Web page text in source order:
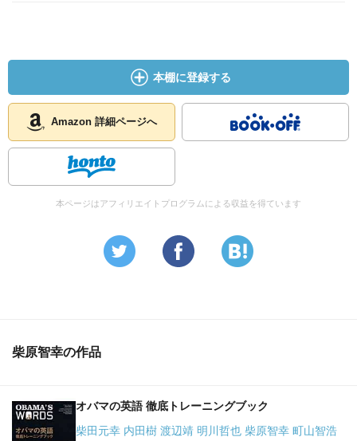
本棚に登録する
Amazon 詳細ページへ
本ページはアフィリエイトプログラムによる収益を得ています
柴原智幸の作品
オバマの英語 徹底トレーニングブック
柴田元幸 内田樹 渡辺靖 明川哲也 柴原智幸 町山智浩